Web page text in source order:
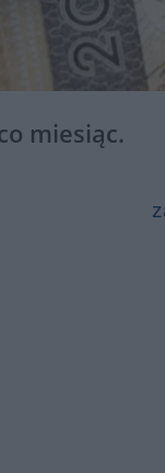
miesiąc.